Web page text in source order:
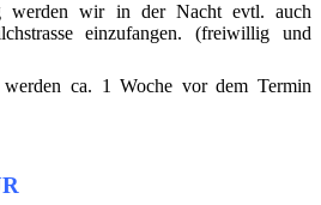
werden wir in der Nacht evtl. auch
einzufangen. (freiwillig und
ca. 1 Woche vor dem Termin